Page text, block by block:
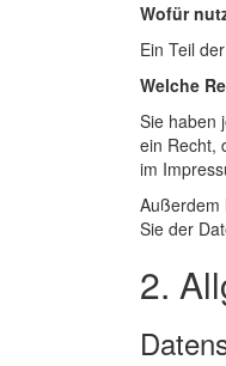
Wofür
Ein Teil
Welche
Sie haben
ein Recht,
im
Außerdem
Sie der
2.